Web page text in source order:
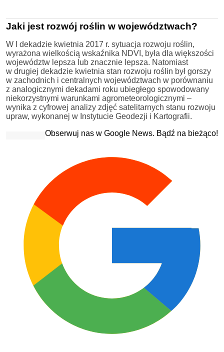
Jaki jest rozwój roślin w województwach?
W I dekadzie kwietnia 2017 r. sytuacja rozwoju roślin,
wyrażona wielkością wskaźnika NDVI, była dla większości
województw lepsza lub znacznie lepsza. Natomiast
w drugiej dekadzie kwietnia stan rozwoju roślin był gorszy
w zachodnich i centralnych województwach w porównaniu
z analogicznymi dekadami roku ubiegłego spowodowany
niekorzystnymi warunkami agrometeorologicznymi –
wynika z cyfrowej analizy zdjęć satelitarnych stanu rozwoju
upraw, wykonanej w Instytucie Geodezji i Kartografii.
Obserwuj nas w Google News. Bądź na bieżąco!